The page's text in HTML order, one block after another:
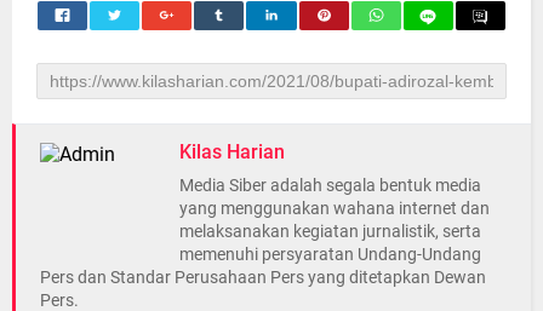
Kilas Harian
Media Siber adalah segala bentuk media
yang menggunakan wahana internet dan
melaksanakan kegiatan jurnalistik, serta
memenuhi persyaratan Undang-Undang
Pers dan Standar Perusahaan Pers yang ditetapkan Dewan
Pers.